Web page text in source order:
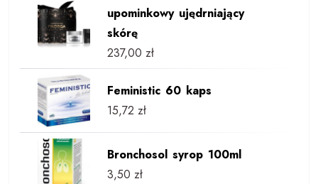
upominkowy ujędrniający
skórę
237,00 zł
Feministic 60 kaps
15,72 zł
Bronchosol syrop 100ml
3,50 zł